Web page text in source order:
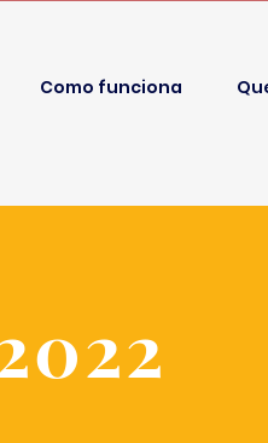
Como funciona